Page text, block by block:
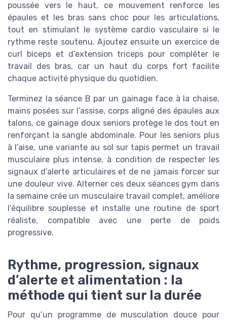
poussée vers le haut, ce mouvement renforce les
épaules et les bras sans choc pour les articulations,
tout en stimulant le système cardio vasculaire si le
rythme reste soutenu. Ajoutez ensuite un exercice de
curl biceps et d’extension triceps pour compléter le
travail des bras, car un haut du corps fort facilite
chaque activité physique du quotidien.
Terminez la séance B par un gainage face à la chaise,
mains posées sur l’assise, corps aligné des épaules aux
talons, ce gainage doux seniors protège le dos tout en
renforçant la sangle abdominale. Pour les seniors plus
à l’aise, une variante au sol sur tapis permet un travail
musculaire plus intense, à condition de respecter les
signaux d’alerte articulaires et de ne jamais forcer sur
une douleur vive. Alterner ces deux séances gym dans
la semaine crée un musculaire travail complet, améliore
l’équilibre souplesse et installe une routine de sport
réaliste, compatible avec une perte de poids
progressive.
Rythme, progression, signaux
d’alerte et alimentation : la
méthode qui tient sur la durée
Pour qu’un programme de musculation douce pour